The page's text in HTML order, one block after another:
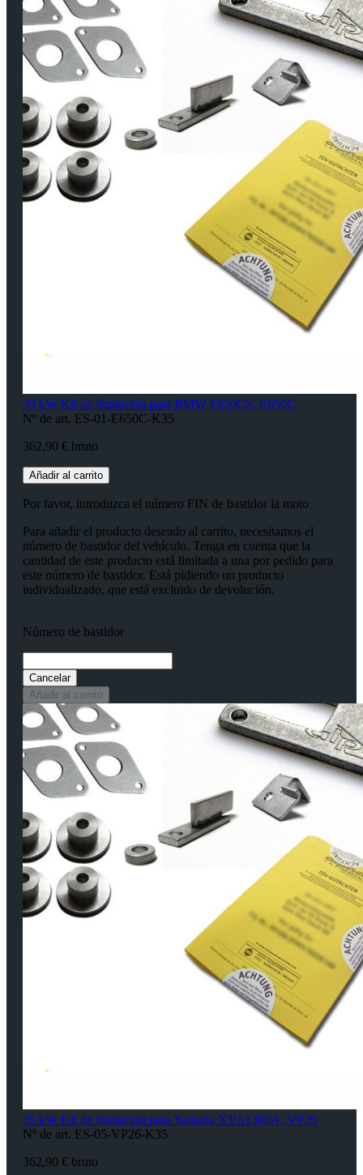
35 kW Kit de limitación para BMW F650CS, E650C
Nº de art. ES-01-E650C-K35
362,90 € bruto
Añadir al carrito
Por favor, introduzca el número FIN de bastidor la moto
Para añadir el producto deseado al carrito, necesitamos el
número de bastidor del vehículo. Tenga en cuenta que la
cantidad de este producto está limitada a una por pedido para
este número de bastidor. Está pidiendo un producto
individualizado, que está excluido de devolución.
Número de bastidor
Cancelar
Añadir al carrito
35 kW Kit de limitación para Yamaha XVS1300A, VP26
Nº de art. ES-05-VP26-K35
362,90 € bruto